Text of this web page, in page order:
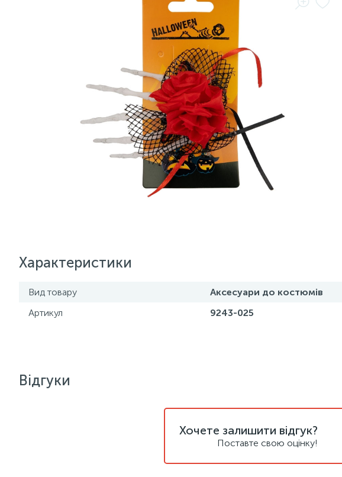
Характеристики
Вид товару
Аксесуари до костюмів
Артикул
9243-025
Відгуки
Хочете залишити відгук?
Поставте свою оцінку!